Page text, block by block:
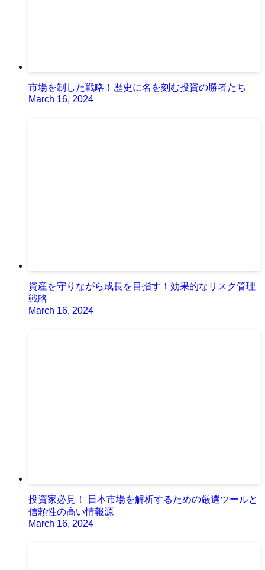
市場を制した戦略！歴史に名を刻む投資の勝者たち
March 16, 2024
資産を守りながら成長を目指す！効果的なリスク管理
戦略
March 16, 2024
投資家必見！ 日本市場を解析するための厳選ツールと
信頼性の高い情報源
March 16, 2024